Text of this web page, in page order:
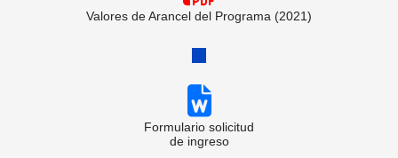
Valores de Arancel del Programa (2021)
Formulario solicitud
de ingreso